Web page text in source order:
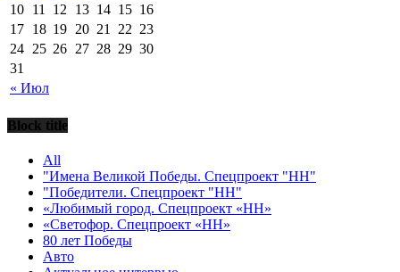
« Июл
10 11 12 13 14 15 16
17 18 19 20 21 22 23
24 25 26 27 28 29 30
31
Block title
All
"Имена Великой Победы. Спецпроект "НН"
"Победители. Спецпроект "НН"
«Любимый город. Спецпроект «НН»
«Светофор. Спецпроект «НН»
80 лет Победы
Авто